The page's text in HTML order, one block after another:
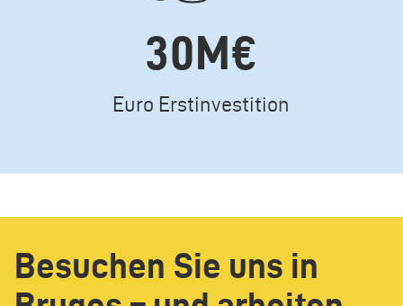
30M€
Euro Erstinvestition
Besuchen Sie uns in